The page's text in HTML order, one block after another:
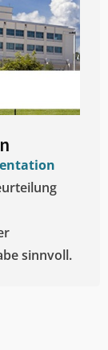
sinnvoll.